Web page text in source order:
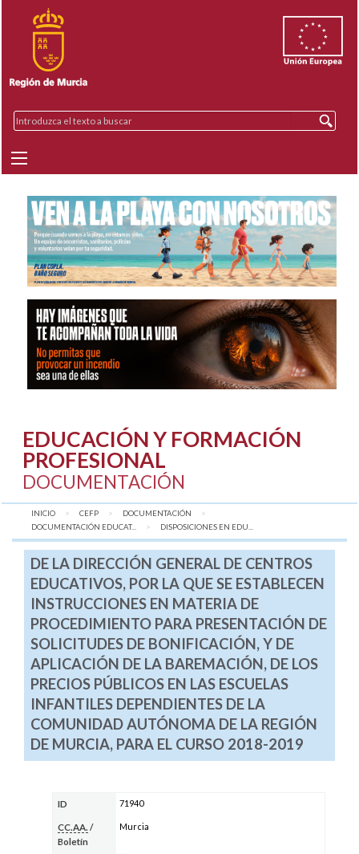
EDUCACIÓN Y FORMACIÓN
PROFESIONAL
DOCUMENTACIÓN
INICIO CEFP
DOCUMENTACIÓN
DOCUMENTACIÓN EDUCAT...
AQUÍ:
DISPOSICIONES EN EDU...
DE LA DIRECCIÓN GENERAL DE CENTROS
EDUCATIVOS, POR LA QUE SE ESTABLECEN
INSTRUCCIONES EN MATERIA DE
PROCEDIMIENTO PARA PRESENTACIÓN DE
SOLICITUDES DE BONIFICACIÓN, Y DE
APLICACIÓN DE LA BAREMACIÓN, DE LOS
PRECIOS PÚBLICOS EN LAS ESCUELAS
INFANTILES DEPENDIENTES DE LA
COMUNIDAD AUTÓNOMA DE LA REGIÓN
DE MURCIA, PARA EL CURSO 2018-2019
ID 71940
CC.AA. /
Boletín
Murcia